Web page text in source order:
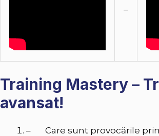
–
Training Mastery –
avansat!
– Care sunt provocările